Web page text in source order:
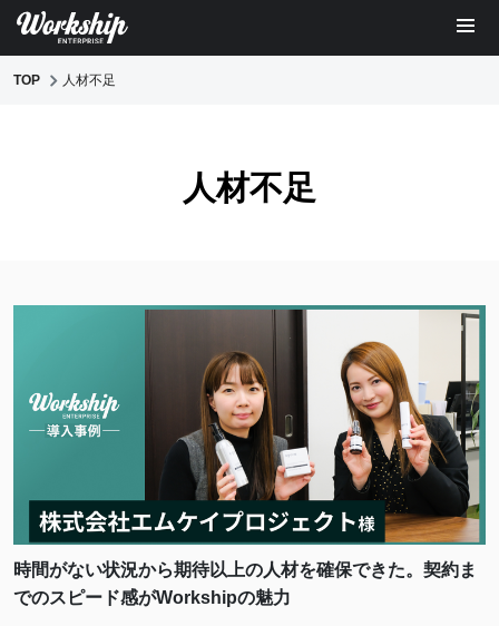
TOP 人材不足
人材不足
時間がない状況から期待以上の人材を確保できた。契約ま
でのスピード感がWorkshipの魅力